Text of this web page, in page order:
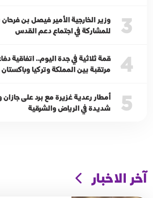
3
وزير الخارجية الأمير فيصل بن
للمشاركة في اجتماع دعم القدس
4
قمة ثلاثية في جدة اليوم.. اتفاقية
مرتقبة بين المملكة وتركيا وباكستان
5
أمطار رعدية غزيرة مع برد على جازان
شديدة في الرياض والشرقية
آخر الاخبار